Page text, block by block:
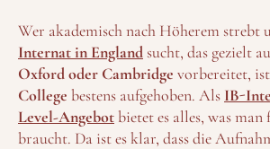
Wer akademisch nach Höherem strebt
Internat in Englandsucht, das gezielt
Oxford oder Cambridge vorbereitet,
College bestens aufgehoben. Als IB-
Level-Angebotbietet es alles, was man
braucht. Da ist es klar, dass die